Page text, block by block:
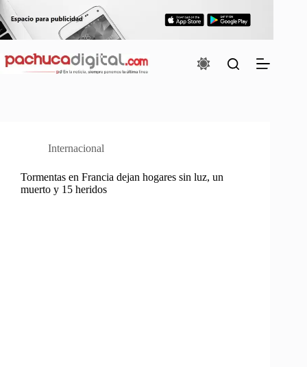
Saltar
al
contenido
Internacional
Tormentas en Francia dejan hogares sin luz, un
muerto y 15 heridos